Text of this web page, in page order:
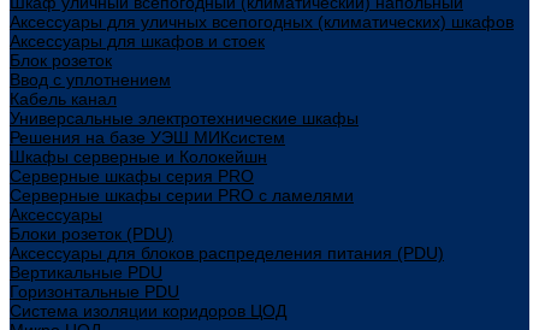
Аксессуары для уличных всепогодных (климатических) шкафов
Аксессуары для шкафов и стоек
Блок розеток
Ввод с уплотнением
Кабель канал
Универсальные электротехнические шкафы
Решения на базе УЭШ МИКсистем
Шкафы серверные и Колокейшн
Серверные шкафы серия PRO
Серверные шкафы серии PRO с ламелями
Аксессуары
Блоки розеток (PDU)
Аксессуары для блоков распределения питания (PDU)
Вертикальные PDU
Горизонтальные PDU
Система изоляции коридоров ЦОД